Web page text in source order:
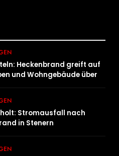
Heckenbrand greift auf
und Wohngebäude über
Stromausfall nach
in Stenern